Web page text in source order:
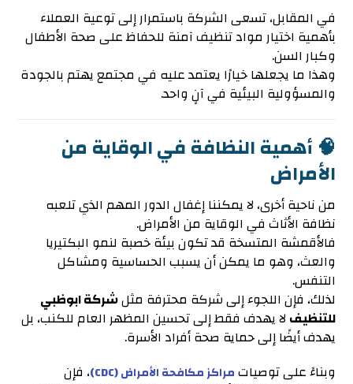
في المقابل، تسعى الشركة باستمرار إلى توعية العملاء
بأهمية اختيار مواد تنظيف آمنة للحفاظ على صحة الأطفال
وكبار السن.
وهذا ما يجعلها خيارًا يعتمد عليه في مجتمع يهتم بالجودة
والمسؤولية البيئية في آنٍ واحد.
🧠 أهمية النظافة في الوقاية من
الأمراض
من ناحية أخرى، لا يمكننا إغفال الدور المهم الذي تلعبه
نظافة الأثاث في الوقاية من الأمراض.
فالأقمشة المتسخة قد تكون بيئة خصبة لنمو البكتيريا
والعث، وهو ما يمكن أن يسبب الحساسية ومشاكل
التنفس.
لذلك، فإن اللجوء إلى شركة محترفة مثلشركة ابوظبي
للتنظيف لا يهدف فقط إلى تحسين المظهر العام للكنب، بل
يهدف أيضًا إلى حماية صحة أفراد الأسرة.
وبناءً على توصياتمراكز مكافحة الأمراض (CDC)
، فإن